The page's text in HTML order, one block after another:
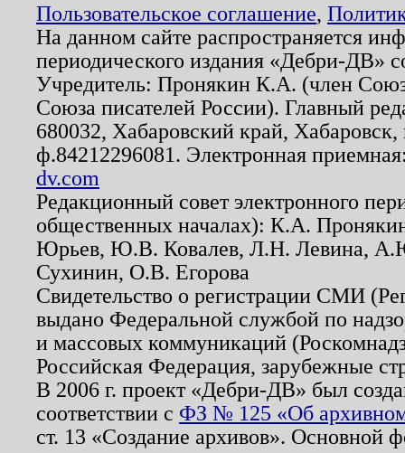
Пользовательское соглашение,
На данном сайте распространяется
периодического издания «Дебри-ДВ»
Учредитель: Пронякин К.А. (член
Союза писателей России). Главный
680032, Хабаровский край,
ф.84212296081. Электронная
dv.com
Редакционный совет электронного
общественных началах): К.А.
Юрьев, Ю.В. Ковалев, Л.Н. Левина,
Сухинин, О.В. Егорова
Свидетельство о регистрации СМИ
выдано Федеральной службой по
и массовых коммуникаций
Российская Федерация, зарубежные
В 2006 г. проект «Дебри-ДВ» был
соответствии с ФЗ № 125 «Об
ст. 13 «Создание архивов». Основной